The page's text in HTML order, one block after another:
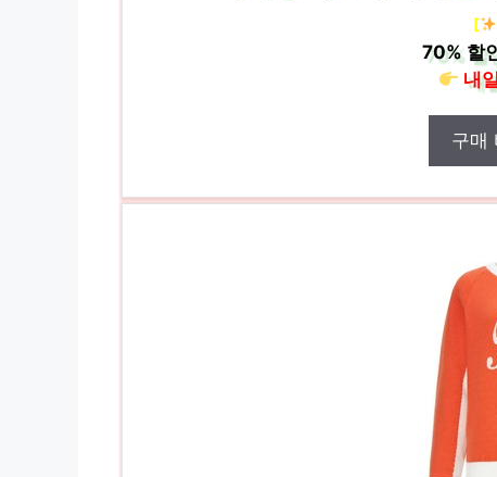
[
70%할
내
구매